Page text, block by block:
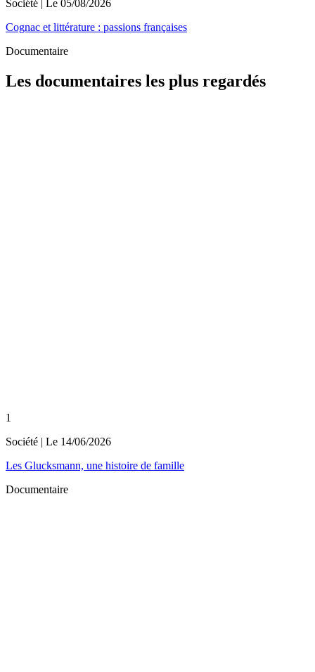
Société | Le 05/08/2026
Cognac et littérature : passions françaises
Documentaire
Les documentaires les plus regardés
1
Société | Le 14/06/2026
Les Glucksmann, une histoire de famille
Documentaire